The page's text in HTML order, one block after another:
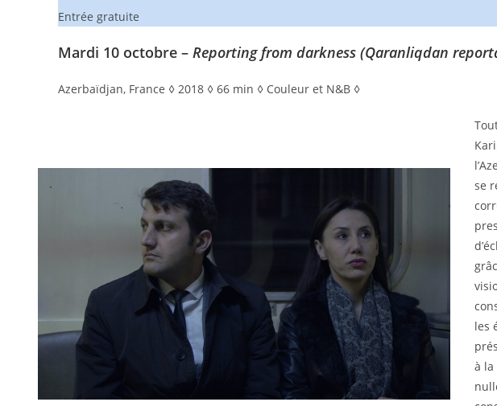
Entrée gratuite
Mardi 10 octobre – Reporting from darkness (Qaranliqdan
Azerbaïdjan, France ◊ 2018 ◊ 66 min ◊ Couleur et N&B ◊
se
les
à la